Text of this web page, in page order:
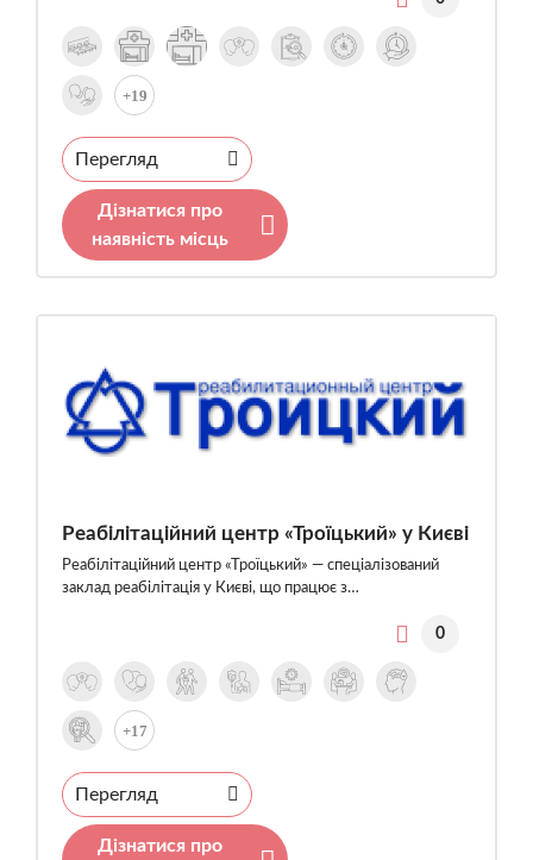
+19
Перегляд
Дізнатися про
наявність місць
Реабілітаційний центр «Троїцький» у Києві
Реабілітаційний центр «Троїцький» — спеціалізований
заклад реабілітація у Києві, що працює з…
0
+17
Перегляд
Дізнатися про